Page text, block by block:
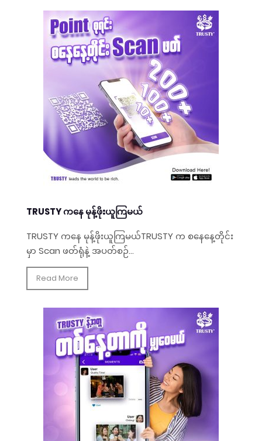
TRUSTY ကနေ မုန့်ဖိုးယူကြမယ်
TRUSTY ကနေ မုန့်ဖိုးယူကြမယ်TRUSTY က စနေနေ့တိုင်း
မှာ Scan ဖတ်ရုံနဲ့ အပတ်စဉ်...
Read More